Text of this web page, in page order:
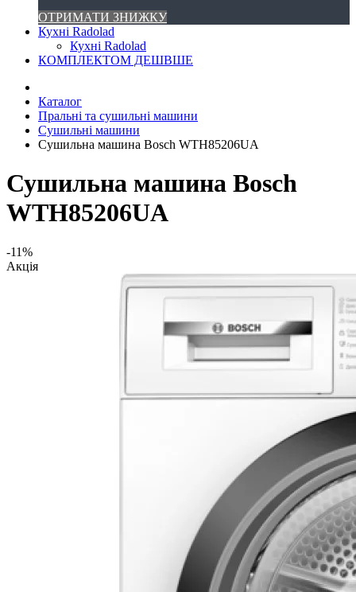
ОТРИМАТИ ЗНИЖКУ
Кухні Radolad
Кухні Radolad
КОМПЛЕКТОМ ДЕШВШЕ
Каталог
Пральні та сушильні машини
Сушильні машини
Сушильна машина Bosch WTH85206UA
Сушильна машина Bosch
WTH85206UA
-11%
Акція